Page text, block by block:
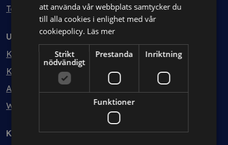
Testa kostnadsfritt
Utbildning
Kurser
Kurspaket
Abonnemang
Webbinarium
Kunskapsbank
att använda vår webbplats samtycker du
till alla cookies i enlighet med vår
cookiepolicy. Läs mer
Strikt
nödvändigt
Prestanda Inriktning
Funktioner